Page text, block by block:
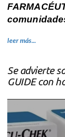
leer más...
Se advierte
GUIDE con